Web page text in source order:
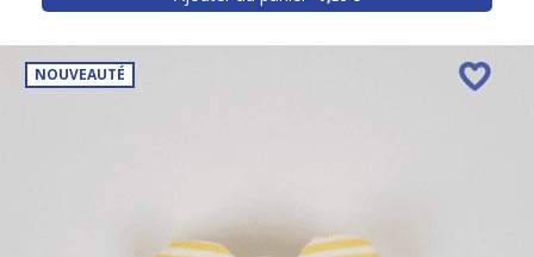
NOUVEAUTÉ